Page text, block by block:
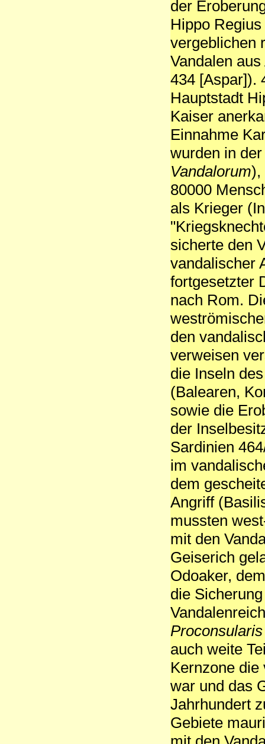
der
Hippo
vergeblichen
Vandalen aus
434 [Aspar]).
Hauptstadt
Kaiser
Einnahme
wurden in
Vandalorum
80000
als Krieger
sicherte den
vandalischer
fortgesetzter
nach Rom.
den
verweisen
die Inseln
(Balearen,
sowie die
der
Sardinien
im
dem
Angriff
mussten
mit den
Geiserich
Odoaker,
die
Proconsularis
auch weite
Kernzone
war und das
Jahrhundert
Gebiete